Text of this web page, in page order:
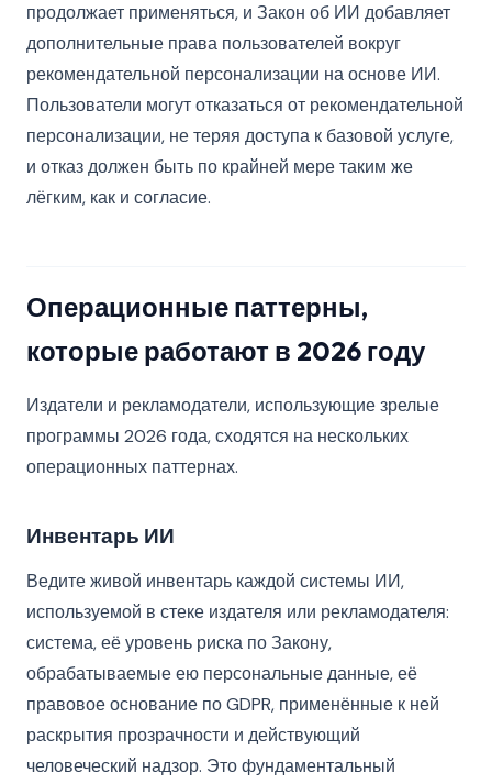
продолжает применяться, и Закон об ИИ добавляет
дополнительные права пользователей вокруг
рекомендательной персонализации на основе ИИ.
Пользователи могут отказаться от рекомендательной
персонализации, не теряя доступа к базовой услуге,
и отказ должен быть по крайней мере таким же
лёгким, как и согласие.
Операционные паттерны,
которые работают в 2026 году
Издатели и рекламодатели, использующие зрелые
программы 2026 года, сходятся на нескольких
операционных паттернах.
Инвентарь ИИ
Ведите живой инвентарь каждой системы ИИ,
используемой в стеке издателя или рекламодателя:
система, её уровень риска по Закону,
обрабатываемые ею персональные данные, её
правовое основание по GDPR, применённые к ней
раскрытия прозрачности и действующий
человеческий надзор. Это фундаментальный